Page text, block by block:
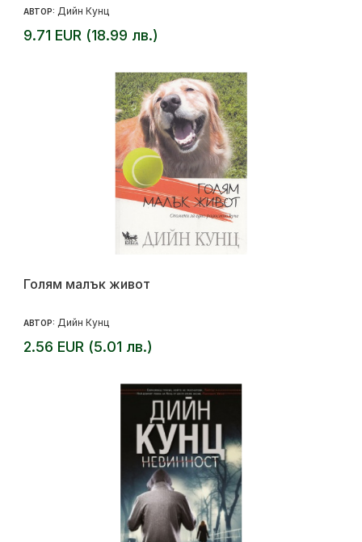
АВТОР: Дийн Кунц
9.71 EUR (18.99 лв.)
Голям малък живот
АВТОР: Дийн Кунц
2.56 EUR (5.01 лв.)